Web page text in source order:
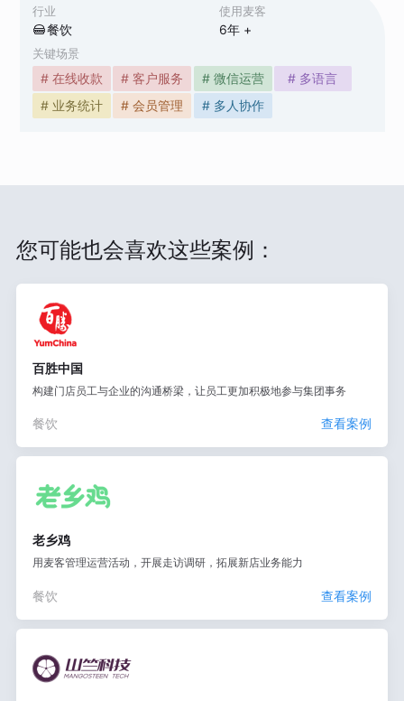
行业
餐饮
使用麦客
6年 +
关键场景
# 在线收款 # 客户服务 # 微信运营
# 多语言
# 业务统计
# 会员管理 # 多人协作
您可能也会喜欢这些案例：
百胜中国
构建门店员工与企业的沟通桥梁，让员工更加积极地参与集团事务
餐饮 查看案例
老乡鸡
用麦客管理运营活动，开展走访调研，拓展新店业务能力
餐饮 查看案例